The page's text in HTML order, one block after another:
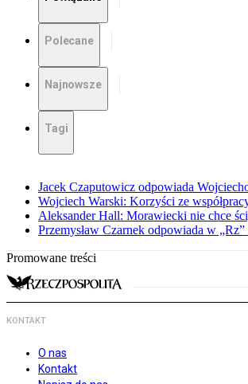
Polecane
Najnowsze
Tagi
Jacek Czaputowicz odpowiada
Wojciech Warski: Korzyści ze
Aleksander Hall: Morawiecki nie chce
Przemysław Czarnek odpowiada w
Promowane treści
KONTAKT
O nas
Kontakt